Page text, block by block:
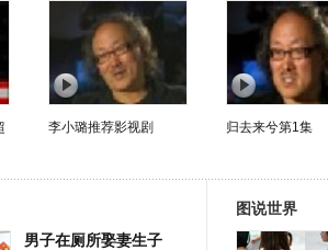
李小璐推荐影视剧 归去来兮第1集
男子在厕所娶妻生子
图说世界